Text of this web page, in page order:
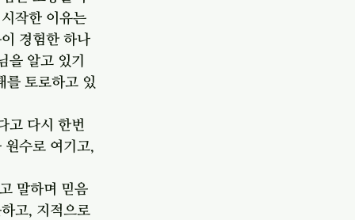
작한 이유는
경험한 하나
을 알고 있기
를 토로하고 있
고 다시 한번
원수로 여기고,
말하며 믿음
고, 지적으로